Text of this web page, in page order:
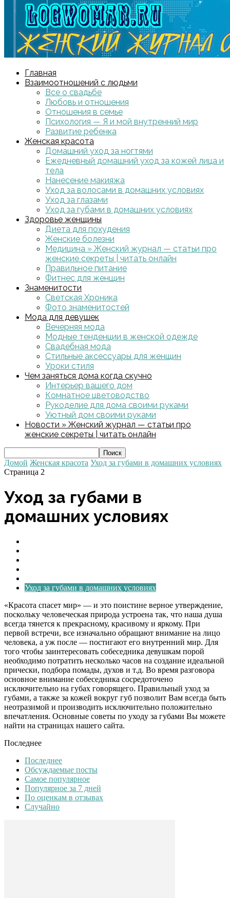
Главная
Взаимоотношений с людьми
Все о свадьбе
Любовь и отношения
Отношения в семье
Психология — Я и мой внутренний мир
Развитие ребенка
Женская красота
Домашний уход за ногтями
Ежедневный домашний уход за кожей лица и
тела
Нанесение макияжа
Уход за волосами в домашних условиях
Уход за глазами
Уход за губами в домашних условиях
Здоровье женщины
Диета для похудения
Женские болезни
Медицина » Женский журнал — статьи про
женские секреты | читать онлайн
Правильное питание
Фитнес для женщин
Знаменитости
Светская Хроника
Фото знаменитостей
Мода для девушек
Вечерняя мода
Модные тенденции в женской одежде
Свадебная мода
Стильные аксессуары для женщин
Уроки стиля
Чем заняться дома когда скучно
Интерьер вашего дом
Комнатное цветоводство
Рукоделие для дома своими руками
Уютный дом своими руками
Новости » Женский журнал — статьи про
женские секреты | читать онлайн
Домой Женская красота Уход за губами в домашних условиях
Страница 2
Уход за губами в
домашних условиях
Уход за губами в домашних условиях
«Красота спасет мир» — и это поистине верное утверждение,
поскольку человеческая природа устроена так, что наша душа
всегда тянется к прекрасному, красивому и яркому. При
первой встречи, все изначально обращают внимание на лицо
человека, а уж после — постигают его внутренний мир. Для
того чтобы заинтересовать собеседника девушкам порой
необходимо потратить несколько часов на создание идеальной
прически, подбора помады, духов и т.д. Во время разговора
основное внимание собеседника сосредоточено
исключительно на губах говорящего. Правильный уход за
губами, а также за кожей вокруг губ позволит Вам всегда быть
неотразимой и производить исключительно положительно
впечатления. Основные советы по уходу за губами Вы можете
найти на страницах нашего сайта.
Последнее
Последнее
Обсуждаемые посты
Самое популярное
Популярное за 7 дней
По оценкам в отзывах
Случайно